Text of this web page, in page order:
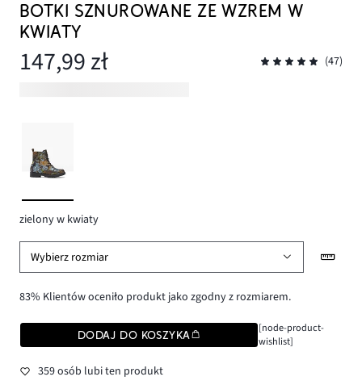
BOTKI SZNUROWANE ZE WZREM W
KWIATY
147,99 zł (47)
zielony w kwiaty
Wybierz rozmiar
83% Klientów oceniło produkt jako zgodny z rozmiarem.
DODAJ DO KOSZYKA
[node-product-
wishlist]
359 osób lubi ten produkt